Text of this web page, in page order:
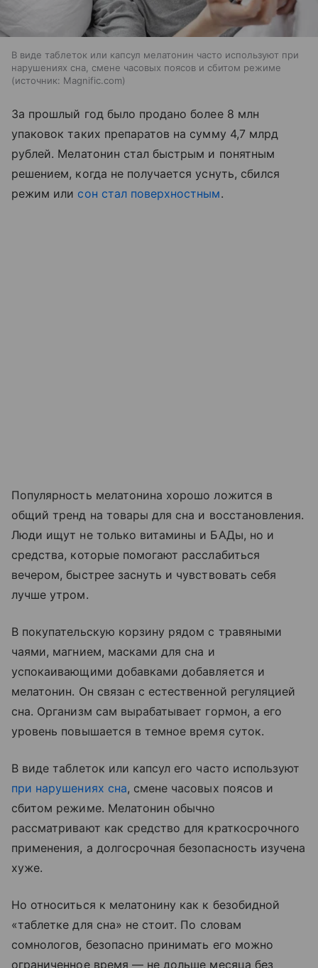
В виде таблеток или капсул мелатонин часто используют при
нарушениях сна, смене часовых поясов и сбитом режиме
источник: Magnific.com
За прошлый год было продано более 8 млн
упаковок таких препаратов на сумму 4,7 млрд
рублей. Мелатонин стал быстрым и понятным
решением, когда не получается уснуть, сбился
режим или сон стал поверхностным.
Популярность мелатонина хорошо ложится в
общий тренд на товары для сна и восстановления.
Люди ищут не только витамины и БАДы, но и
средства, которые помогают расслабиться
вечером, быстрее заснуть и чувствовать себя
лучше утром.
В покупательскую корзину рядом с травяными
чаями, магнием, масками для сна и
успокаивающими добавками добавляется и
мелатонин. Он связан с естественной регуляцией
сна. Организм сам вырабатывает гормон, а его
уровень повышается в темное время суток.
В виде таблеток или капсул его часто используют
при нарушениях сна, смене часовых поясов и
сбитом режиме. Мелатонин обычно
рассматривают как средство для краткосрочного
применения, а долгосрочная безопасность изучена
хуже.
Но относиться к мелатонину как к безобидной
«таблетке для сна» не стоит. По словам
сомнологов, безопасно принимать его можно
ограниченное время — не дольше месяца без